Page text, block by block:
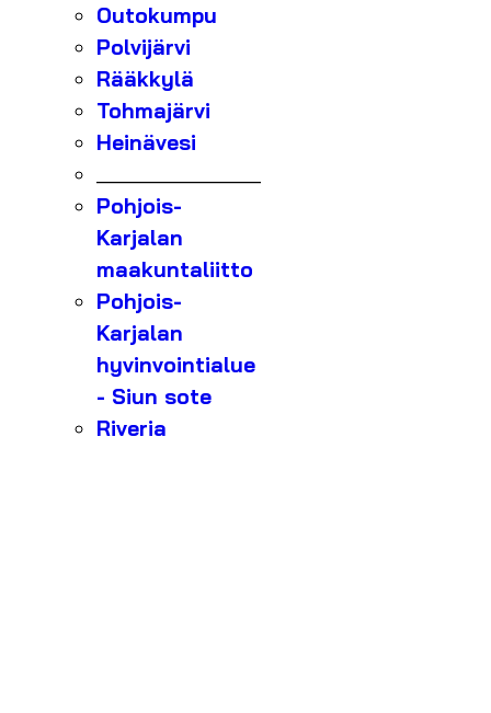
Outokumpu
Polvijärvi
Rääkkylä
Tohmajärvi
Heinävesi
Pohjois-
Karjalan
maakuntaliitto
Pohjois-
Karjalan
hyvinvointialue
- Siun sote
Riveria